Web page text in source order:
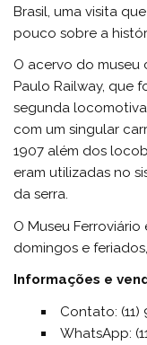
Brasil, uma visita
pouco sobre a
O acervo do museu
Paulo Railway, que
segunda
com um singular
1907 além dos
eram utilizadas no
da serra.
O Museu
domingos e
Informações e
Contato: (11)
WhatsApp: